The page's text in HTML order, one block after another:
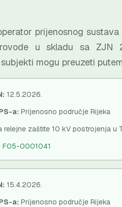
prijenosnog
u skladu sa ZJN
mogu preuzeti
12.5.2026.
a: Prijenosno područje Rijeka
relejne zaštite 10 kV postrojenja u
0001041
15.4.2026.
a: Prijenosno područje Rijeka